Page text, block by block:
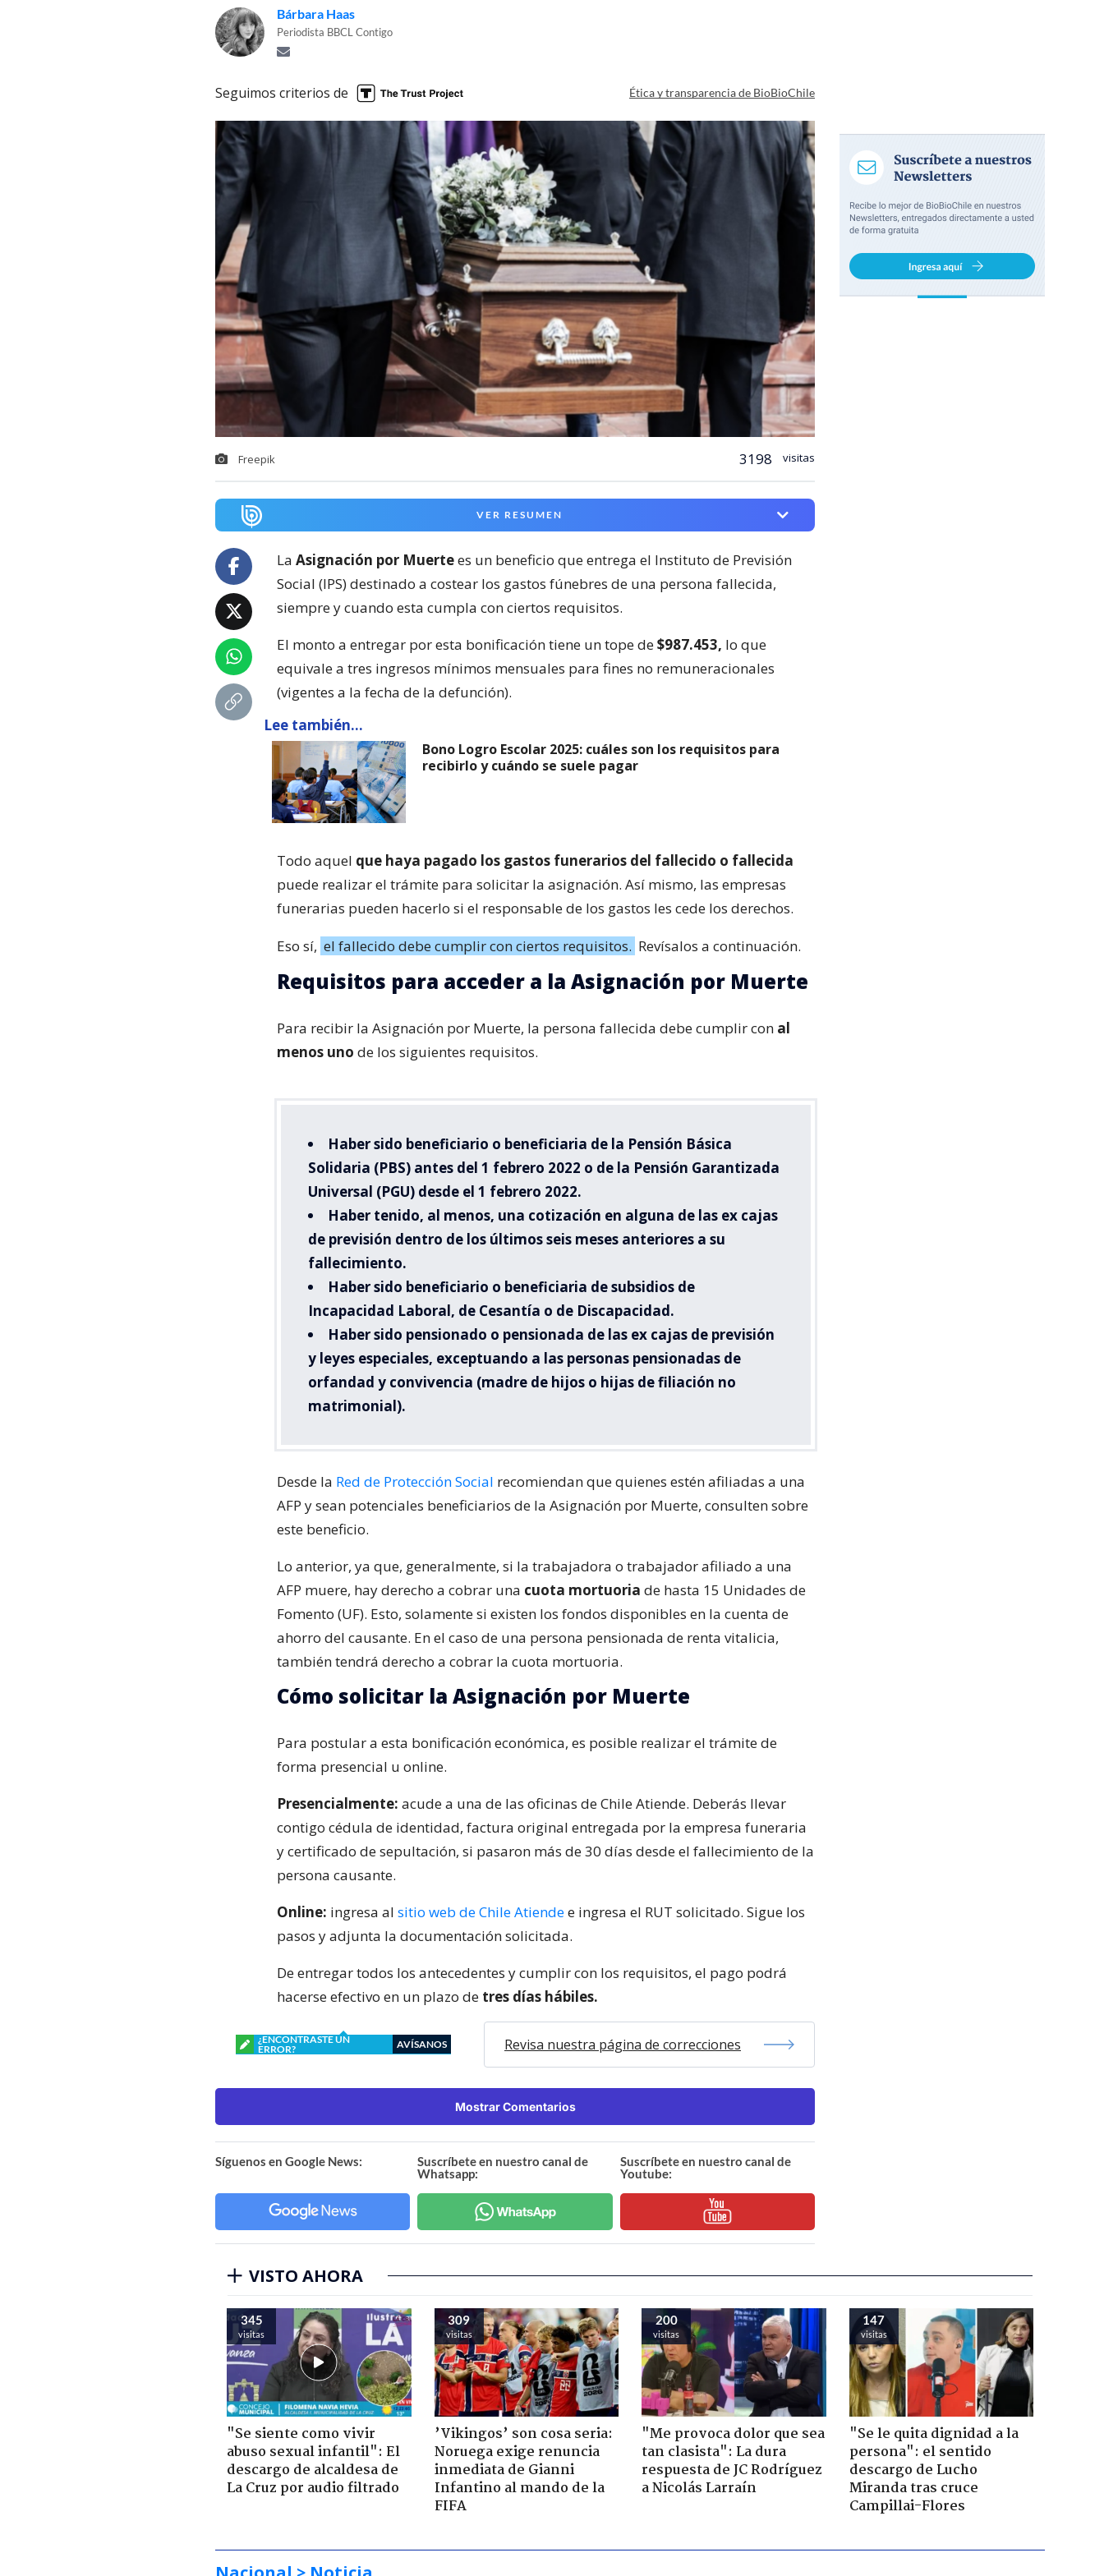
Bárbara Haas
Periodista BBCL Contigo
Seguimos criterios de Ética y transparencia de BioBioChile
Freepik 3198 visitas
VER RESUMEN
La Asignación por Muertees un beneficio que entrega el Instituto de Previsión
Social (IPS) destinado a costear los gastos fúnebres de una persona fallecida,
siempre y cuando esta cumpla con ciertos requisitos.
El monto a entregar por esta bonificación tiene un tope de$987.453, lo que
equivale a tres ingresos mínimos mensuales para fines no remuneracionales
(vigentes a la fecha de la defunción).
Lee también...
Bono Logro Escolar 2025: cuáles son los requisitos para
recibirlo y cuándo se suele pagar
Todo aquel que haya pagado los gastos funerarios del fallecido o fallecida
puede realizar el trámite para solicitar la asignación. Así mismo, las empresas
funerarias pueden hacerlo si el responsable de los gastos les cede los derechos.
Eso sí, el fallecido debe cumplir con ciertos requisitos. Revísalos a continuación.
Requisitos para acceder a la Asignación por Muerte
Para recibir la Asignación por Muerte, la persona fallecida debe cumplir con al
menos uno de los siguientes requisitos.
Haber sido beneficiario o beneficiaria de la Pensión Básica
Solidaria (PBS) antes del 1 febrero 2022 o de la Pensión Garantizada
Universal (PGU) desde el 1 febrero 2022.
Haber tenido, al menos, una cotización en alguna de las ex cajas
de previsión dentro de los últimos seis meses anteriores a su
fallecimiento.
Haber sido beneficiario o beneficiaria desubsidios de
Incapacidad Laboral, de Cesantía o de Discapacidad.
Haber sido pensionado o pensionada de las ex cajas de previsión
y leyes especiales, exceptuando a las personas pensionadas de
orfandad y convivencia (madre de hijos o hijas de filiación no
matrimonial).
Desde la Red de Protección Social recomiendan que quienes estén afiliadas a una
AFP y sean potenciales beneficiarios de la Asignación por Muerte, consulten sobre
este beneficio.
Lo anterior, ya que, generalmente, si la trabajadora o trabajador afiliado a una
AFP muere, hay derecho a cobrar una cuota mortuoria de hasta 15 Unidades de
Fomento (UF). Esto, solamente si existen los fondos disponibles en la cuenta de
ahorro del causante. En el caso de una persona pensionada de renta vitalicia,
también tendrá derecho a cobrar la cuota mortuoria.
Cómo solicitar la Asignación por Muerte
Para postular a esta bonificación económica, es posible realizar el trámite de
forma presencial u online.
Presencialmente: acude a una de las oficinas de Chile Atiende. Deberás llevar
contigo cédula de identidad, factura original entregada por la empresa funeraria
y certificado de sepultación, si pasaron más de 30 días desde el fallecimiento de la
persona causante.
Online: ingresa al sitio web de Chile Atiendee ingresa el RUT solicitado. Sigue los
pasos y adjunta la documentación solicitada.
De entregar todos los antecedentes y cumplir con los requisitos, el pago podrá
hacerse efectivo en un plazo de tres días hábiles.
¿ENCONTRASTE UN
ERROR?
AVÍSANOS Revisa nuestra página de correcciones
Mostrar Comentarios
Síguenos en Google News:
Suscríbete en nuestro canal de
Whatsapp:
Suscríbete en nuestro canal de
Youtube:
VISTO AHORA
345
visitas
"Se siente como vivir
abuso sexual infantil": El
descargo de alcaldesa de
La Cruz por audio filtrado
309
visitas
’Vikingos’ son cosa seria:
Noruega exige renuncia
inmediata de Gianni
Infantino al mando de la
FIFA
200
visitas
"Me provoca dolor que sea
tan clasista": La dura
respuesta de JC Rodríguez
a Nicolás Larraín
147
visitas
"Se le quita dignidad a la
persona": el sentido
descargo de Lucho
Miranda tras cruce
Campillai-Flores